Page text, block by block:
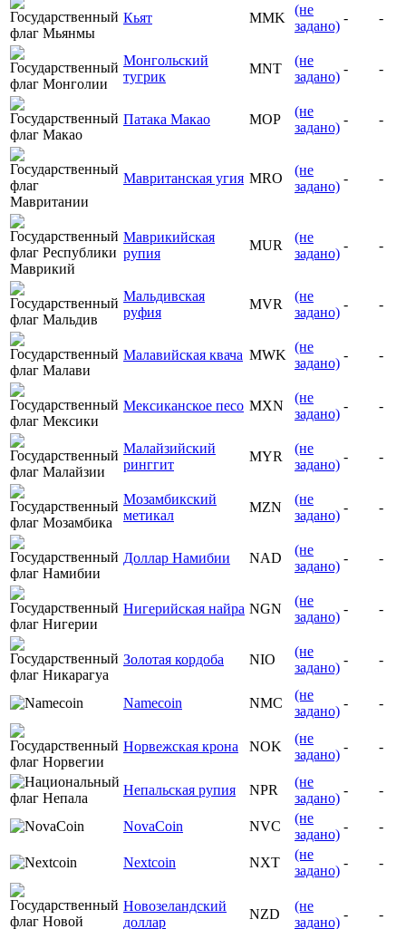
Кьят MMK
(не
задано)
- -
Монгольский
тугрик
MNT
(не
задано)
- -
Патака Макао MOP
(не
задано)
- -
Мавританская угия MRO
(не
задано)
- -
Маврикийская
рупия
MUR
(не
задано)
- -
Мальдивская
руфия
MVR
(не
задано)
- -
Малавийская квача MWK
(не
задано)
- -
Мексиканское песо MXN
(не
задано)
- -
Малайзийский
ринггит
MYR
(не
задано)
- -
Мозамбикский
метикал
MZN
(не
задано)
- -
Доллар Намибии NAD
(не
задано)
- -
Нигерийская найра NGN
(не
задано)
- -
Золотая кордоба NIO
(не
задано)
- -
Namecoin NMC
(не
задано)
- -
Норвежская крона NOK
(не
задано)
- -
Непальская рупия NPR
(не
задано)
- -
NovaCoin NVC
(не
задано)
- -
Nextcoin NXT
(не
задано)
- -
Новозеландский
доллар
NZD
(не
задано)
- -